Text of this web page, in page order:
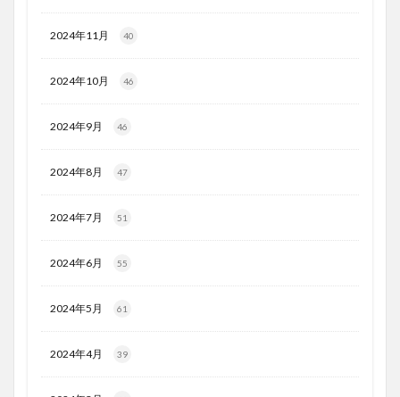
2024年11月 40
2024年10月 46
2024年9月 46
2024年8月 47
2024年7月 51
2024年6月 55
2024年5月 61
2024年4月 39